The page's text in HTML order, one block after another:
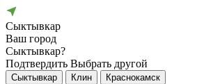
Сыктывкар
Ваш город
Сыктывкар?
Подтвердить Выбрать другой
Сыктывкар Клин Краснокамск